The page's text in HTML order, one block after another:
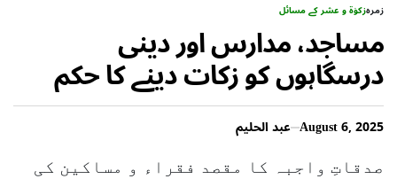
زمرہزکوٰۃ و عشر کے مسائل
مساجد، مدارس اور دینی
درسگاہوں کو زکات دینے کا حکم
(حیلہ تملیک)
August 6, 2025 عبد الحلیم
صدقاتِ واجبہ کا مقصد فقراء و مساکین کی